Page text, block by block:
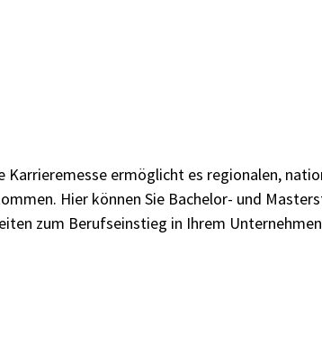
ermöglicht es regionalen,
Hier können Sie Bachelor- und
zum Berufseinstieg in Ihrem